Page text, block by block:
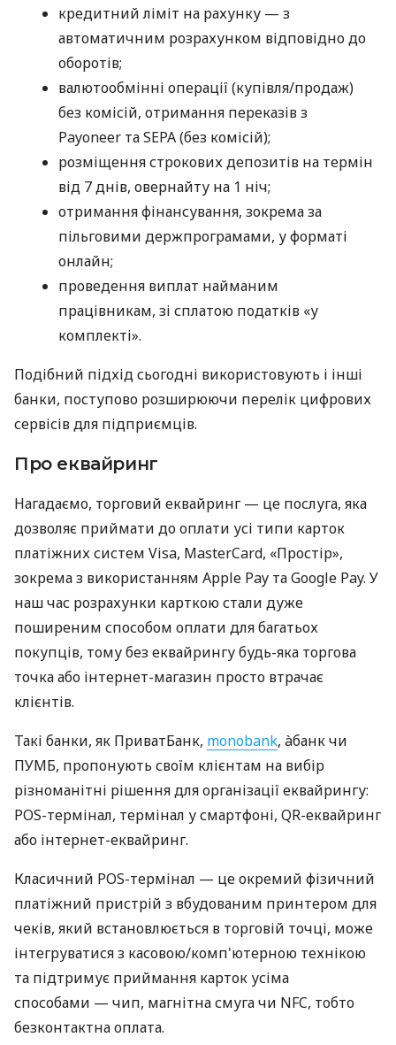
кредитний ліміт на рахунку — з
автоматичним розрахунком відповідно до
оборотів;
валютообмінні операції (купівля/продаж)
без комісій, отримання переказів з
Payoneer та SEPA (без комісій);
розміщення строкових депозитів на термін
від 7 днів, овернайту на 1 ніч;
отримання фінансування, зокрема за
пільговими держпрограмами, у форматі
онлайн;
проведення виплат найманим
працівникам, зі сплатою податків «у
комплекті».
Подібний підхід сьогодні використовують і інші
банки, поступово розширюючи перелік цифрових
сервісів для підприємців.
Про еквайринг
Нагадаємо, торговий еквайринг — це послуга, яка
дозволяє приймати до оплати усі типи карток
платіжних систем Visa, MasterCard, «Простір»,
зокрема з використанням Apple Pay та Google Pay. У
наш час розрахунки карткою стали дуже
поширеним способом оплати для багатьох
покупців, тому без еквайрингу будь-яка торгова
точка або інтернет-магазин просто втрачає
клієнтів.
Такі банки, як ПриватБанк, monobank, àбанк чи
ПУМБ, пропонують своїм клієнтам на вибір
різноманітні рішення для організації еквайрингу:
POS-термінал, термінал у смартфоні, QR-еквайринг
або інтернет-еквайринг.
Класичний POS-термінал — це окремий фізичний
платіжний пристрій з вбудованим принтером для
чеків, який встановлюється в торговій точці, може
інтегруватися з касовою/комп'ютерною технікою
та підтримує приймання карток усіма
способами — чип, магнітна смуга чи NFC, тобто
безконтактна оплата.